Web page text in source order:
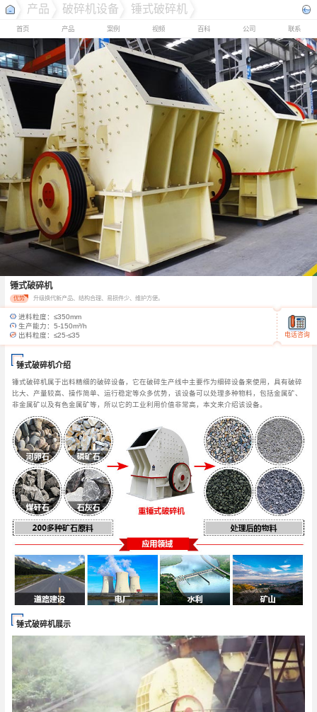
产品 破碎机设备 锤式破碎机
首页 产品 案例 视频 百科 公司 联系
锤式破碎机
优势 升级换代新产品、结构合理、易损件少、维护方便。
进料粒度：≤350mm
生产能力：5-150m³/h
出料粒度：≤25-≤35 电话咨询
锤式破碎机介绍
锤式破碎机属于出料精细的破碎设备，它在破碎生产线中主要作为细碎设备来使用，具有破碎
比大、产量较高、操作简单、运行稳定等众多优势，该设备可以处理多种物料，包括金属矿、
非金属矿以及有色金属矿等，所以它的工业利用价值非常高，本文来介绍该设备。
锤式破碎机展示